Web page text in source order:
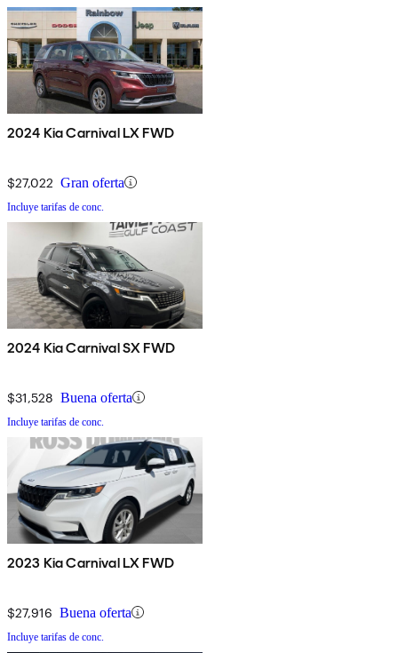
2024 Kia Carnival LX FWD
$27,022 Gran oferta
Incluye tarifas de conc.
2024 Kia Carnival SX FWD
$31,528 Buena oferta
Incluye tarifas de conc.
2023 Kia Carnival LX FWD
$27,916 Buena oferta
Incluye tarifas de conc.